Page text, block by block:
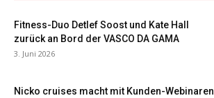
Fitness-Duo Detlef Soost und Kate Hall
zurück an Bord der VASCO DA GAMA
3. Juni 2026
Nicko cruises macht mit Kunden-Webinaren